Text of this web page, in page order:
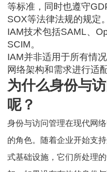
等标准，同时也遵守
SOX等法律法规的规定。
IAM技术包括SAML、
SCIM。
IAM并非适用于所有情
网络架构和需求进行适配
为什么身份与
呢？
身份与访问管理在现代网
的角色。随着企业开始支
式基础设施，它们所处理